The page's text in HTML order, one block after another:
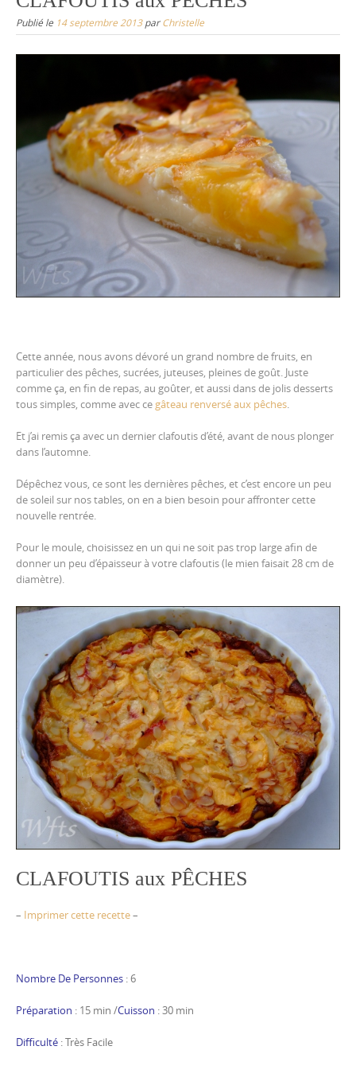
Publié le 14 septembre 2013parChristelle
Cette année, nous avons dévoré un grand nombre de fruits, en
particulier des pêches, sucrées, juteuses, pleines de goût. Juste
comme ça, en fin de repas, au goûter, et aussi dans de jolis desserts
tous simples, comme avec ce gâteau renversé aux pêches.
Et j’ai remis ça avec un dernier clafoutis d’été, avant de nous plonger
dans l’automne.
Dépêchez vous, ce sont les dernières pêches, et c’est encore un peu
de soleil sur nos tables, on en a bien besoin pour affronter cette
nouvelle rentrée.
Pour le moule, choisissez en un qui ne soit pas trop large afin de
donner un peu d’épaisseur à votre clafoutis (le mien faisait 28 cm de
diamètre).
CLAFOUTIS aux PÊCHES
– Imprimer cette recette–
Nombre De Personnes : 6
Préparation : 15 min /Cuisson : 30 min
Difficulté : Très Facile